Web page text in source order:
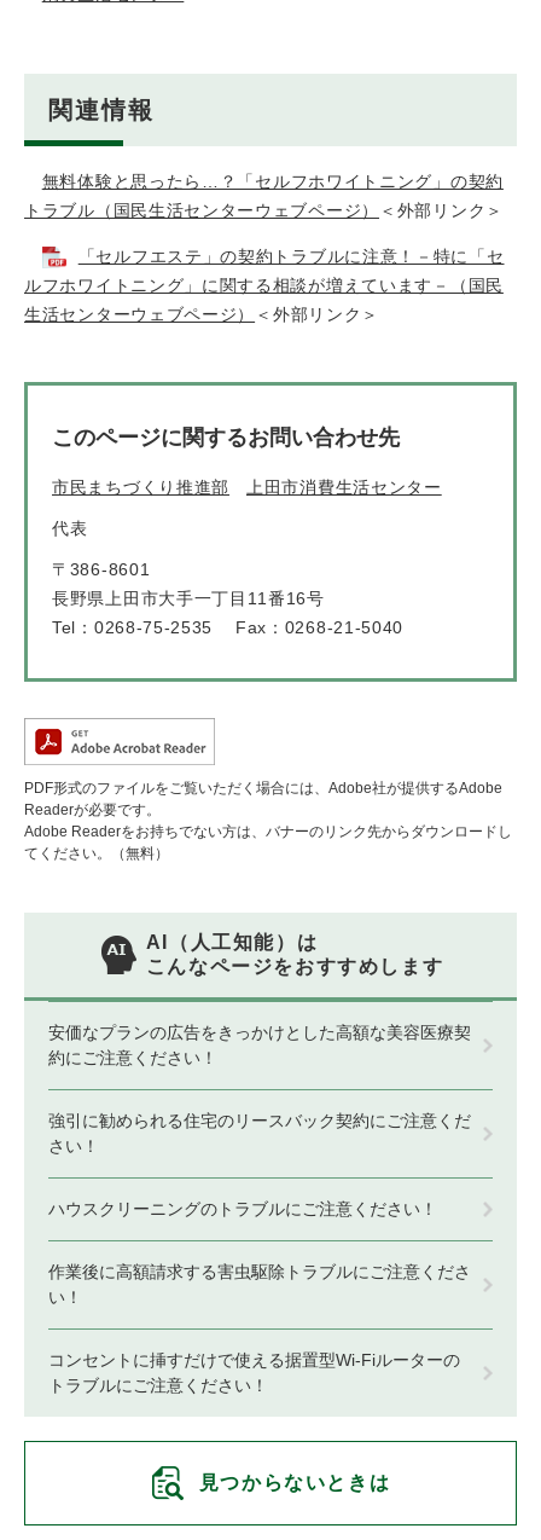
関連情報
無料体験と思ったら…？「セルフホワイトニング」の契約
トラブル（国民生活センターウェブページ）
＜外部リンク＞
「セルフエステ」の契約トラブルに注意！－特に「セ
ルフホワイトニング」に関する相談が増えています－（国民
生活センターウェブページ）
＜外部リンク＞
このページに関するお問い合わせ先
市民まちづくり推進部 上田市消費生活センター
代表
〒386-8601
長野県上田市大手一丁目11番16号
Tel：0268-75-2535
Fax：0268-21-5040
PDF形式のファイルをご覧いただく場合には、Adobe社が提供するAdobe
Readerが必要です。
Adobe Readerをお持ちでない方は、バナーのリンク先からダウンロードし
てください。（無料）
AI（人工知能）は
こんなページをおすすめします
安価なプランの広告をきっかけとした高額な美容医療契
約にご注意ください！
強引に勧められる住宅のリースバック契約にご注意くだ
さい！
ハウスクリーニングのトラブルにご注意ください！
作業後に高額請求する害虫駆除トラブルにご注意くださ
い！
コンセントに挿すだけで使える据置型Wi-Fiルーターの
トラブルにご注意ください！
見つからないときは